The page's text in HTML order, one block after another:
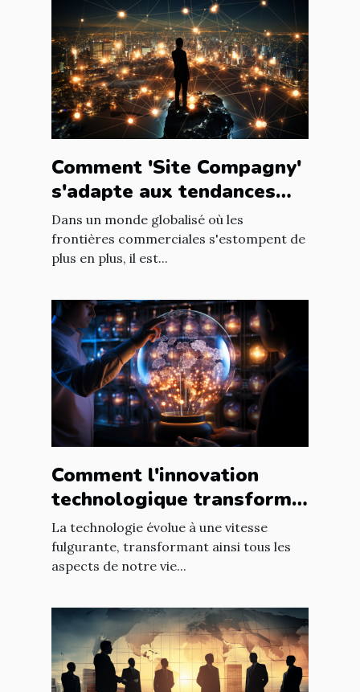
Comment 'Site Compagny'
s'adapte aux tendances
internationales du marché
en ligne
Dans un monde globalisé où les
frontières commerciales s'estompent de
plus en plus, il est...
Comment l'innovation
technologique transforme
les entreprises à l'échelle
mondiale
La technologie évolue à une vitesse
fulgurante, transformant ainsi tous les
aspects de notre vie...